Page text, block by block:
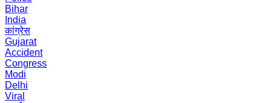
Bihar
India
कांग्रेस
Gujarat
Accident
Congress
Modi
Delhi
Viral